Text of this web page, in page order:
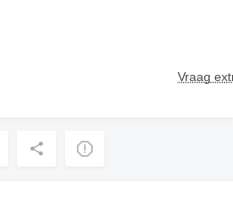
Vraag